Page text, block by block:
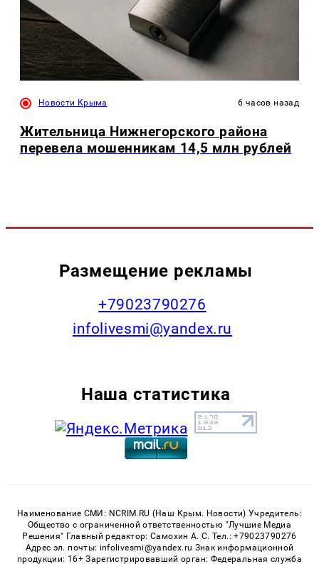
Новости Крыма 6 часов назад
Жительница Нижнегорского района
перевела мошенникам 14,5 млн рублей
Размещение рекламы
+79023790276
infolivesmi@yandex.ru
Наша статистика
Наименование СМИ: NCRIM.RU (Наш Крым. Новости) Учредитель:
Общество с ограниченной ответственностью "Лучшие Медиа
Решения" Главный редактор: Самохин А. С. Тел.: +79023790276
Адрес эл. почты: infolivesmi@yandex.ru Знак информационной
продукции: 16+ Зарегистрировавший орган: Федеральная служба